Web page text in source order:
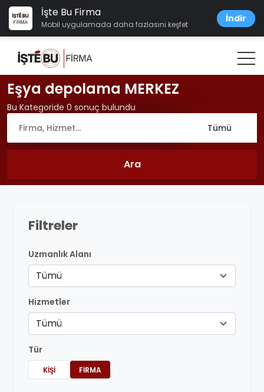
İşte Bu Firma
Mobil uygulamada daha fazlasını keşfet
İndir
Eşya depolama MERKEZ
Bu Kategoride 0 sonuç bulundu
Filtreler
Uzmanlık Alanı
Tümü
Hizmetler
Tümü
Tür
KIŞI FIRMA